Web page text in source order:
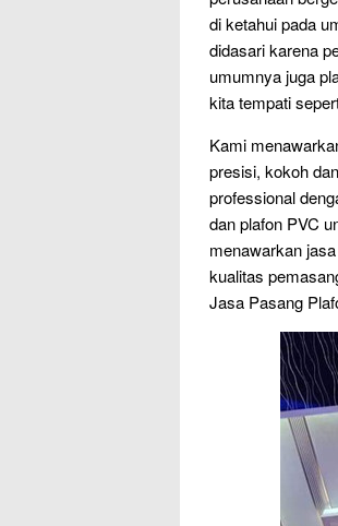
di ketahui pada
didasari karena
umumnya juga
kita tempati
Kami
presisi, kokoh
professional
dan plafon PVC
menawarkan
kualitas
Jasa Pasang